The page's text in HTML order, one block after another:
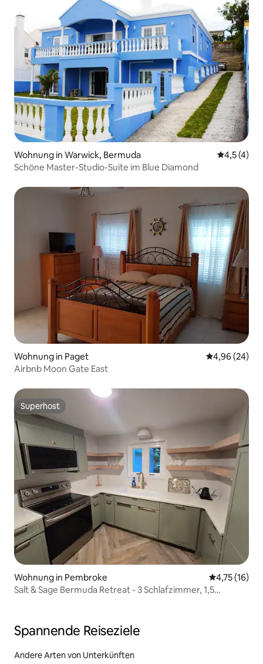
Wohnung in Warwick, Bermuda
4,5 (4)
Schöne Master-Studio-Suite im Blue Diamond
Wohnung in Paget
4,96 (24)
Airbnb Moon Gate East
Superhost
Superhost
Wohnung in Pembroke
4,75 (16)
Salt & Sage Bermuda Retreat - 3 Schlafzimmer, 1,5
Spannende Reiseziele
Andere Arten von Unterkünften